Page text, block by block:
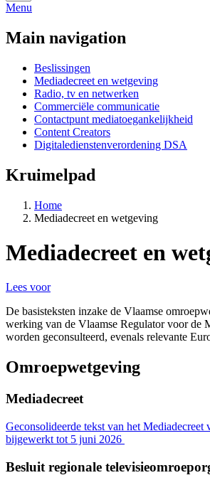
Menu
Main navigation
Beslissingen
Mediadecreet en wetgeving
Radio, tv en netwerken
Commerciële communicatie
Contactpunt mediatoegankelijkheid
Content Creators
Digitaledienstenverordening DSA
Kruimelpad
Home
Mediadecreet en wetgeving
Mediadecreet en
Lees voor
De basisteksten inzake de Vlaamse
werking van de Vlaamse Regulator voor de
worden geconsulteerd, evenals relevante
Omroepwetgeving
Mediadecreet
Geconsolideerde tekst van het Mediadecreet
bijgewerkt tot 5 juni 2026
Besluit regionale